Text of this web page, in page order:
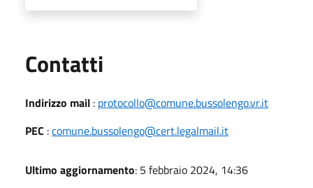
Contatti
Indirizzo mail : protocollo@comune.bussolengo.vr.it
PEC :comune.bussolengo@cert.legalmail.it
Ultimo aggiornamento: 5 febbraio 2024, 14:36